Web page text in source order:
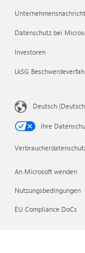
Datenschutz bei
Investoren
LkSG
Deutsch
Ihre
An Microsoft wenden
Nutzungsbedingungen
EU Compliance DoCs